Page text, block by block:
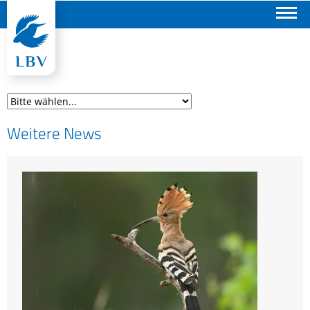
Weitere News